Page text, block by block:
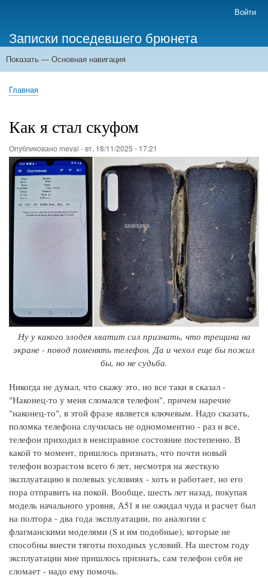
основному
содержанию
учётной
записи
пользователя
Войти
Записки поседевшего брюнета
Основная
Показать — Основная навигация
Главная
Строка
Главная
Как я стал скуфом
Опубликовано meval -вт, 18/11/2025 - 17:21
Ну у какого злодея хватит сил признать, что трещина на
экране - повод поменять телефон. Да и чехол еще бы пожил
бы, но не судьба.
Никогда не думал, что скажу это, но все таки я сказал -
"Наконец-то у меня сломался телефон", причем наречие
"наконец-то", в этой фразе является ключевым. Надо сказать,
поломка телефона случилась не одномоментно - раз и все,
телефон приходил в неисправное состояние постепенно. В
какой то момент, пришлось признать, что почти новый
телефон возрастом всего 6 лет, несмотря на жесткую
эксплуатацию в полевых условиях - хоть и работает, но его
пора отправить на покой. Вообще, шесть лет назад, покупая
модель начального уровня, А51 я не ожидал чуда и расчет был
на полтора - два года эксплуатации, по аналогии с
флагманскими моделями (S и им подобные), которые не
способны внести тяготы походных условий. На шестом году
эксплуатации мне пришлось признать, сам телефон себя не
сломает - надо ему помочь.